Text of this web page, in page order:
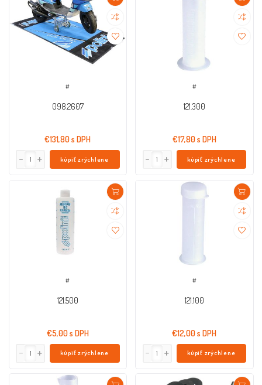
#
098.2607
€131,80 s DPH
kúpiť zrýchlene
#
121.300
€17,80 s DPH
kúpiť zrýchlene
#
121.500
€5,00 s DPH
kúpiť zrýchlene
#
121.100
€12,00 s DPH
kúpiť zrýchlene